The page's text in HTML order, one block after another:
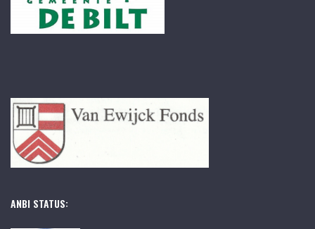
ANBI STATUS: